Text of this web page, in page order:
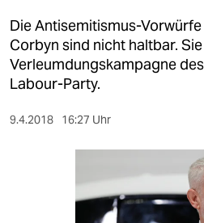
kultur
sport
Die Antisemitismus-
Corbyn sind nicht haltbar.
Verleumdungskampagne
Labour-Party.
9.4.2018 16:27 Uhr